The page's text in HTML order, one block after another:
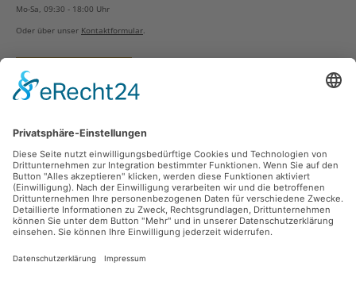
Mo-Sa, 09:30 - 18:00 Uhr
Oder über unser Kontaktformular.
Vertrag widerrufen
Zahlungsarten
Sicher Einkaufen
Ladengeschäft
Newsletter